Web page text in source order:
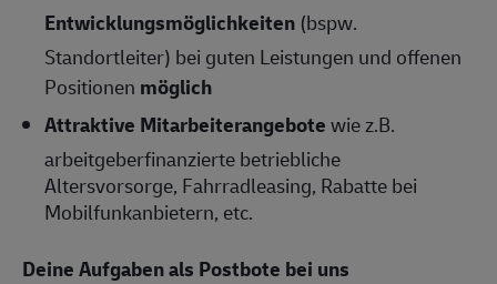
Entwicklungsmöglichkeiten (bspw.
Standortleiter) bei guten Leistungen und offenen
Positionen möglich
Attraktive Mitarbeiterangebotewie z.B.
arbeitgeberfinanzierte betriebliche
Altersvorsorge, Fahrradleasing, Rabatte bei
Mobilfunkanbietern, etc.
Deine Aufgaben als Postbote bei uns